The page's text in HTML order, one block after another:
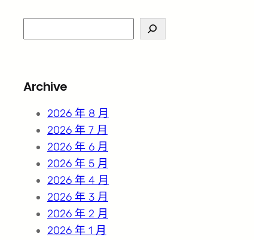
e
c
Archive
2026 年 8 月
2026 年 7 月
2026 年 6 月
2026 年 5 月
2026 年 4 月
2026 年 3 月
2026 年 2 月
2026 年 1 月